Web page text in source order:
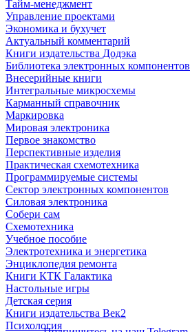
Тайм-менеджмент
Управление проектами
Экономика и бухучет
Актуальный комментарий
Книги издательства Додэка
Библиотека электронных компонентов
Внесерийные книги
Интегральные микросхемы
Карманный справочник
Маркировка
Мировая электроника
Первое знакомство
Перспективные изделия
Практическая схемотехника
Программируемые системы
Сектор электронных компонентов
Силовая электроника
Собери сам
Схемотехника
Учебное пособие
Электротехника и энергетика
Энциклопедия ремонта
Книги КТК Галактика
Настольные игры
Детская серия
Книги издательства Век2
Психология